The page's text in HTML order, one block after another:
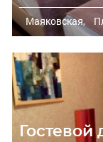
Маяковская,